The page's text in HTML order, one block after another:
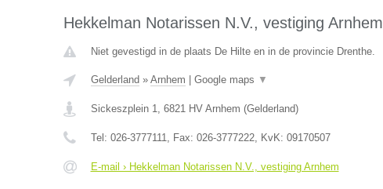
Hekkelman Notarissen N.V., vestiging Arnhem
Niet gevestigd in de plaats De Hilte en in de provincie Drenthe.
Gelderland » Arnhem Google maps ▼
Sickeszplein 1, 6821 HV Arnhem (Gelderland)
Tel: 026-3777111, Fax: 026-3777222, KvK: 09170507
E-mail › Hekkelman Notarissen N.V., vestiging Arnhem